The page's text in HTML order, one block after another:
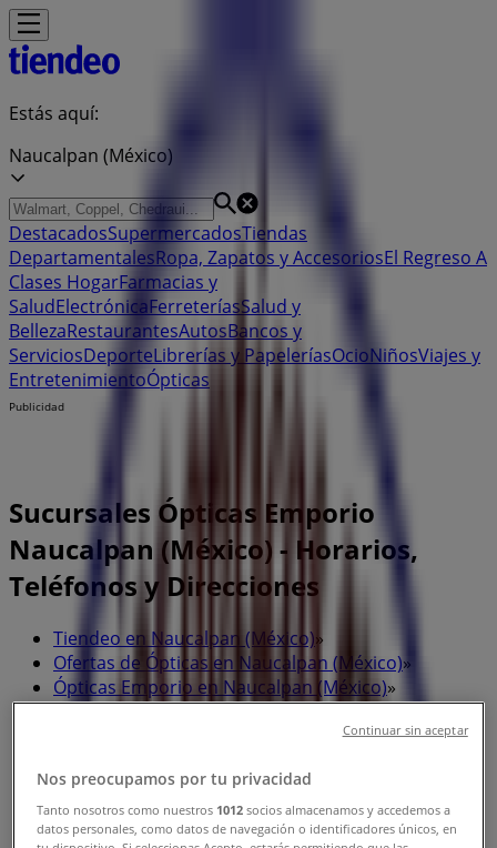
Estás aquí:
Naucalpan (México)
DestacadosSupermercadosTiendas
DepartamentalesRopa, Zapatos y AccesoriosEl Regreso A
Clases HogarFarmacias y
SaludElectrónicaFerreteríasSalud y
BellezaRestaurantesAutosBancos y
ServiciosDeporteLibrerías y PapeleríasOcioNiñosViajes y
EntretenimientoÓpticas
Publicidad
Sucursales Ópticas Emporio
Naucalpan (México) - Horarios,
Teléfonos y Direcciones
Tiendeo en Naucalpan (México)»
Ofertas de Ópticas en Naucalpan (México)»
Ópticas Emporio en Naucalpan (México)»
Tiendas de Ópticas Emporio en Naucalpan (México)
Ópticas Emporio
Nos preocupamos por tu privacidad
Tanto nosotros como nuestros 1012 socios almacenamos y accedemos a
datos personales, como datos de navegación o identificadores únicos, en
Continuar sin aceptar